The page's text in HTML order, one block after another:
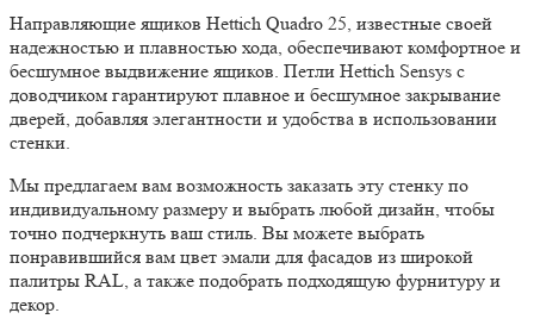
Направляющие ящиков Hettich Quadro 25, известные своей
надежностью и плавностью хода, обеспечивают комфортное и
бесшумное выдвижение ящиков. Петли Hettich Sensys с
доводчиком гарантируют плавное и бесшумное закрывание
дверей, добавляя элегантности и удобства в использовании
стенки.
Мы предлагаем вам возможность заказать эту стенку по
индивидуальному размеру и выбрать любой дизайн, чтобы
точно подчеркнуть ваш стиль. Вы можете выбрать
понравившийся вам цвет эмали для фасадов из широкой
палитры RAL, а также подобрать подходящую фурнитуру и
декор.